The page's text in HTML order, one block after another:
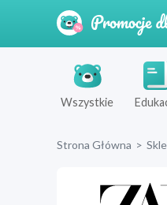
Wszystkie
Strona Główna >